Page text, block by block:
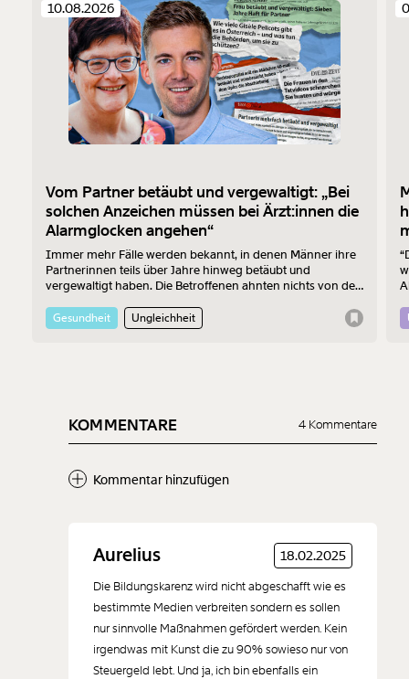
10.08.2026
Vom Partner betäubt und vergewaltigt: „Bei
solchen Anzeichen müssen bei Ärzt:innen die
Alarmglocken angehen“
Immer mehr Fälle werden bekannt, in denen Männer ihre
Partnerinnen teils über Jahre hinweg betäubt und
vergewaltigt haben. Die Betroffenen ahnten nichts von den
Folgen der Taten gingen, auch nicht. Zwei Mediziner:innen
erklären, was passieren muss, damit solche Fälle künftig
Gesundheit Ungleichheit
KOMMENTARE 4 Kommentare
Kommentar hinzufügen
Neuen Kommentar
Der Inhalt dieses Feldes wird nicht öffentlich zugänglich angezeigt.
Aurelius 18.02.2025
Die Bildungskarenz wird nicht abgeschafft wie es
bestimmte Medien verbreiten sondern es sollen
nur sinnvolle Maßnahmen gefördert werden. Kein
irgendwas mit Kunst die zu 90% sowieso nur von
Steuergeld lebt. Und ja, ich bin ebenfalls ein